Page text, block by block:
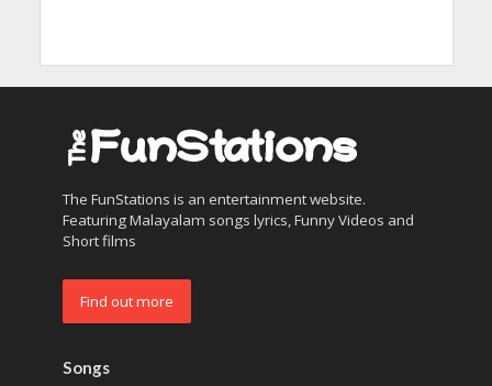
The FunStations is an entertainment website.
Featuring Malayalam songs lyrics, Funny Videos and
Short films
Find out more
Songs